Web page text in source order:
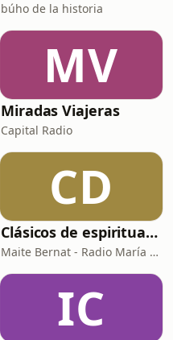
búho de la historia
MV
Miradas Viajeras
Capital Radio
CD
Clásicos de espiritualidad: El arte de aprovechar nuestras faltas
Maite Bernat - Radio María España
IC